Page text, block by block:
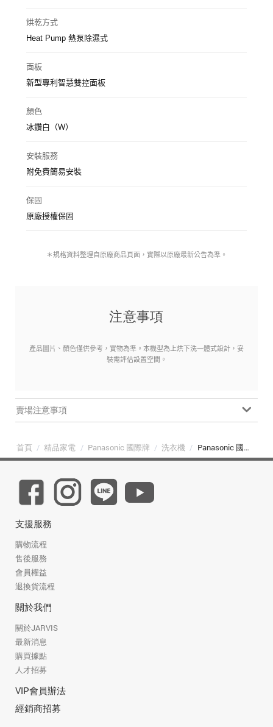
烘乾方式
Heat Pump 熱泵除濕式
面板
新型專利智慧雙控面板
顏色
冰鑽白（W）
安裝服務
附免費簡易安裝
保固
原廠授權保固
＊規格資料整理自原廠商品頁面，實際以原廠最新公告為準。
注意事項
產品圖片、顏色僅供參考，實物為準。本機型為上烘下洗一體式設計，安
裝需評估設置空間。
賣場注意事項
首頁 / 精品家電 / Panasonic 國際牌 / 洗衣機 / Panasonic 國際牌 NA-V1715SP-W 17公斤 AI 智慧雙控洗烘衣機 冰鑽白
支援服務
購物流程
售後服務
會員權益
退換貨流程
關於我們
關於JARVIS
最新消息
購買據點
人才招募
VIP會員辦法
經銷商招募